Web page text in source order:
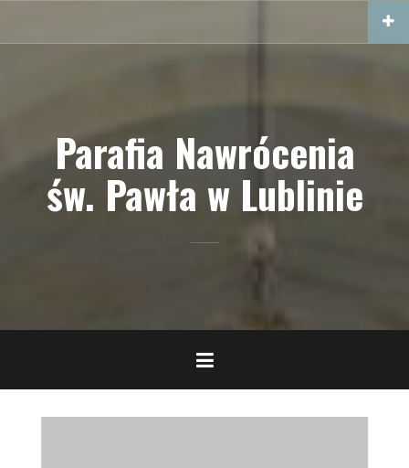
treści
Parafia Nawrócenia
św. Pawła w Lublinie